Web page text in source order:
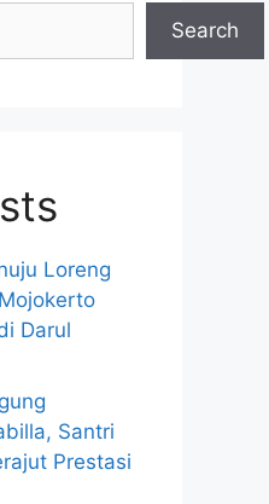
Search
Loreng
Darul
Santri
Prestasi